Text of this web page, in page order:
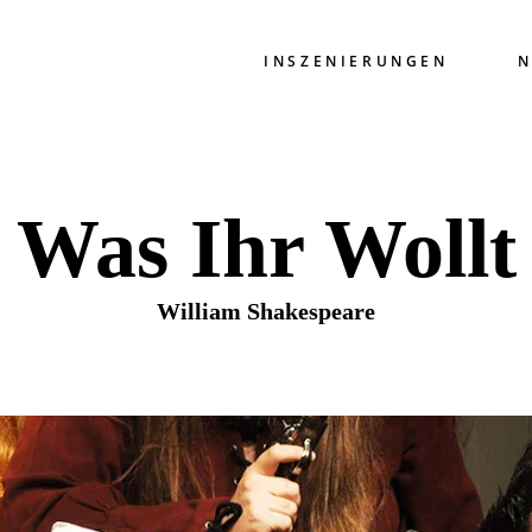
INSZENIERUNGEN
Was Ihr Wollt
William Shakespeare